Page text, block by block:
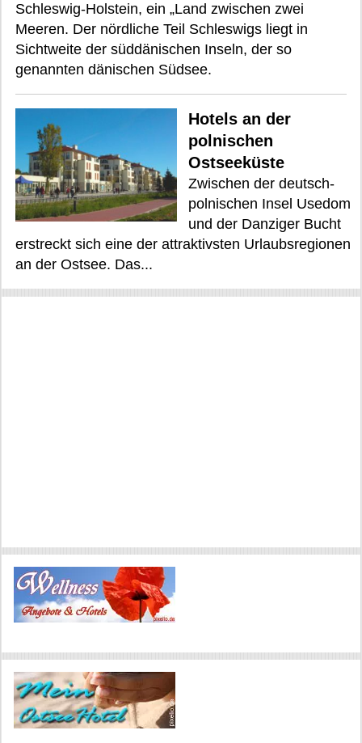
Schleswig-Holstein, ein „Land zwischen zwei
Meeren. Der nördliche Teil Schleswigs liegt in
Sichtweite der süddänischen Inseln, der so
genannten dänischen Südsee.
Hotels an der
polnischen
Ostseeküste
Zwischen der deutsch-
polnischen Insel Usedom
und der Danziger Bucht
erstreckt sich eine der attraktivsten Urlaubsregionen
an der Ostsee. Das...